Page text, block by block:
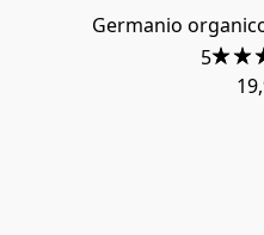
Germanio
5